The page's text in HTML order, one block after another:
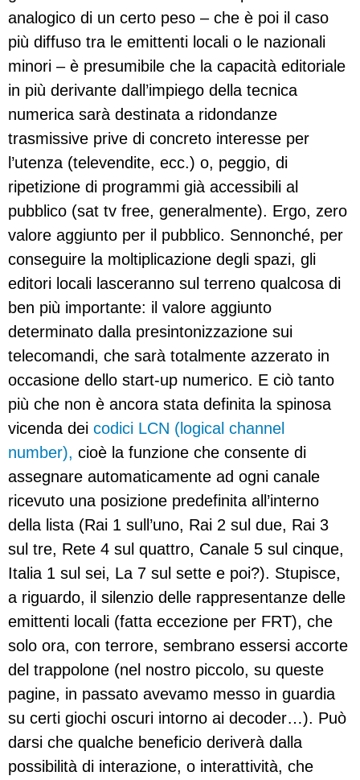
analogico di un certo peso – che è poi il caso
più diffuso tra le emittenti locali o le nazionali
minori – è presumibile che la capacità editoriale
in più derivante dall’impiego della tecnica
numerica sarà destinata a ridondanze
trasmissive prive di concreto interesse per
l’utenza (televendite, ecc.) o, peggio, di
ripetizione di programmi già accessibili al
pubblico (sat tv free, generalmente). Ergo, zero
valore aggiunto per il pubblico. Sennonché, per
conseguire la moltiplicazione degli spazi, gli
editori locali lasceranno sul terreno qualcosa di
ben più importante: il valore aggiunto
determinato dalla presintonizzazione sui
telecomandi, che sarà totalmente azzerato in
occasione dello start-up numerico. E ciò tanto
più che non è ancora stata definita la spinosa
vicenda dei codici LCN (logical channel
number), cioè la funzione che consente di
assegnare automaticamente ad ogni canale
ricevuto una posizione predefinita all’interno
della lista (Rai 1 sull’uno, Rai 2 sul due, Rai 3
sul tre, Rete 4 sul quattro, Canale 5 sul cinque,
Italia 1 sul sei, La 7 sul sette e poi?). Stupisce,
a riguardo, il silenzio delle rappresentanze delle
emittenti locali (fatta eccezione per FRT), che
solo ora, con terrore, sembrano essersi accorte
del trappolone (nel nostro piccolo, su queste
pagine, in passato avevamo messo in guardia
su certi giochi oscuri intorno ai decoder…). Può
darsi che qualche beneficio deriverà dalla
possibilità di interazione, o interattività, che